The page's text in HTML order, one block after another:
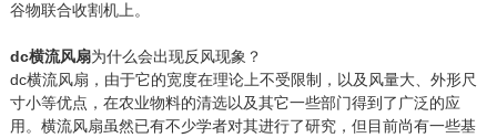
谷物联合收割机上。
dc横流风扇为什么会出现反风现象？
dc横流风扇，由于它的宽度在理论上不受限制，以及风量大、外形尺
寸小等优点，在农业物料的清选以及其它一些部门得到了广泛的应
用。横流风扇虽然已有不少学者对其进行了研究，但目前尚有一些基